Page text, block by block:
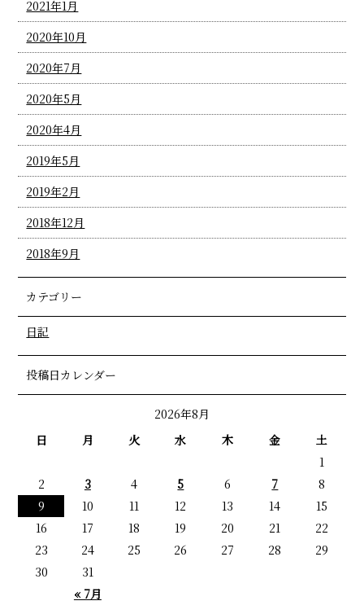
2021年1月
2020年10月
2020年7月
2020年5月
2020年4月
2019年5月
2019年2月
2018年12月
2018年9月
カテゴリー
日記
投稿日カレンダー
2026年8月
日
月 火 水 木 金 土
« 7月
1
2
3 4 5 6 7
8
9
10 11 12 13 14
15
16
17 18 19 20 21
22
23
24 25 26 27 28
29
30
31